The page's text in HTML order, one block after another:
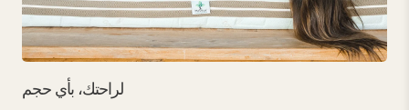
لراحتك، بأي حجم